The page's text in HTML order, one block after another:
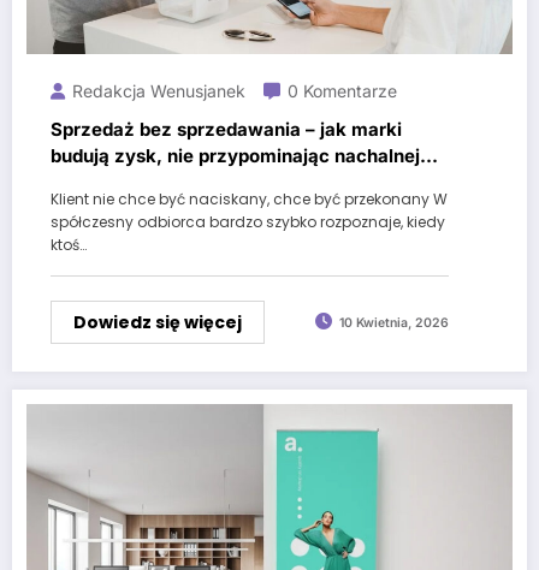
Redakcja Wenusjanek 0 Komentarze
Sprzedaż bez sprzedawania – jak marki
budują zysk, nie przypominając nachalnej
Klient nie chce być naciskany, chce być przekonany W
spółczesny odbiorca bardzo szybko rozpoznaje, kiedy
ktoś…
Dowiedz się więcej 10 Kwietnia, 2026